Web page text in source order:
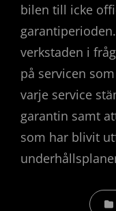
bilen till icke
verkstaden i
på servicen
varje service
garantin samt
som har blivit